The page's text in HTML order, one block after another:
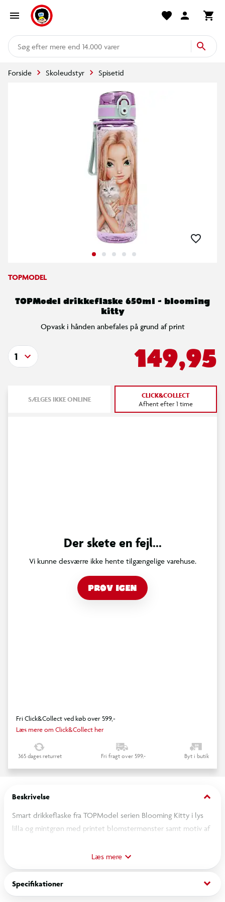
mere end 14.000 varer
Forside Skoleudstyr Spisetid
TOPMODEL
TOPModel drikkeflaske 650ml - blooming
kitty
Opvask i hånden anbefales på grund af print
149,95
1
SÆLGES IKKE ONLINE CLICK&COLLECT
Afhent efter 1 time
Der skete en fejl...
Vi kunne desværre ikke hente tilgængelige varehuse.
PRØV IGEN
Fri Click&Collect ved køb over 599,-
Læs mere om Click&Collect her
365 dages returret Fri fragt over 599,- Byt i butik
Beskrivelse keyboard_arrow_down
Smart drikkeflaske fra TOPModel serien Blooming Kitty i lys
lilla og mintgrøn med printet blomstermønster samt motiv af
praktisk og hygiejnisk flip-top låg, så den kan betjenes med en
hånd samt et smart silikonehåndtag, så den er nem at have
med på farten. Drikkeflasken er fremstillet i lugtfri tritan plast,
er fri for bisphenol A (BPA) samt blødgørere. Volume: 650 ml.
Læs mere
Specifikationer keyboard_arrow_down